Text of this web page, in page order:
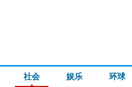
社会 娱乐 环球